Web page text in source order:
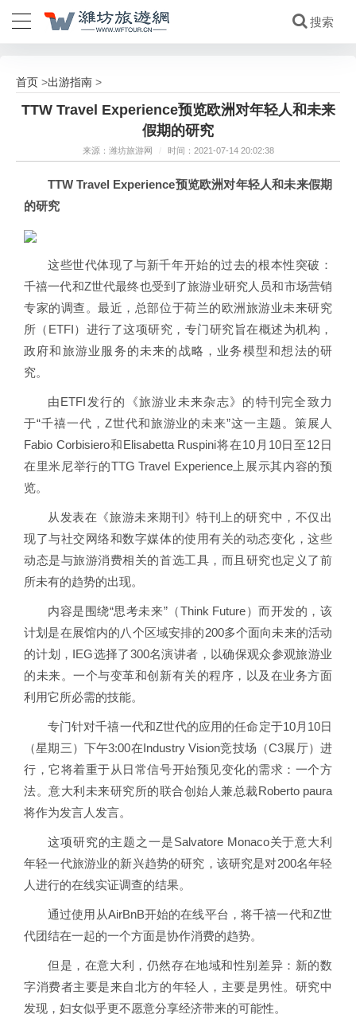
首页 >出游指南 >
TTW Travel Experience预览欧洲对年轻人和未来
假期的研究
来源：潍坊旅游网 / 时间：2021-07-14 20:02:38
TTW Travel Experience预览欧洲对年轻人和未来假期
的研究
这些世代体现了与新千年开始的过去的根本性突破：
千禧一代和Z世代最终也受到了旅游业研究人员和市场营销
专家的调查。最近，总部位于荷兰的欧洲旅游业未来研究
所（ETFI）进行了这项研究，专门研究旨在概述为机构，
政府和旅游业服务的未来的战略，业务模型和想法的研
究。
由ETFI发行的《旅游业未来杂志》的特刊完全致力
于“千禧一代，Z世代和旅游业的未来”这一主题。策展人
Fabio Corbisiero和Elisabetta Ruspini将在10月10日至12日
在里米尼举行的TTG Travel Experience上展示其内容的预
览。
从发表在《旅游未来期刊》特刊上的研究中，不仅出
现了与社交网络和数字媒体的使用有关的动态变化，这些
动态是与旅游消费相关的首选工具，而且研究也定义了前
所未有的趋势的出现。
内容是围绕“思考未来”（Think Future）而开发的，该
计划是在展馆内的八个区域安排的200多个面向未来的活动
的计划，IEG选择了300名演讲者，以确保观众参观旅游业
的未来。一个与变革和创新有关的程序，以及在业务方面
利用它所必需的技能。
专门针对千禧一代和Z世代的应用的任命定于10月10日
（星期三）下午3:00在Industry Vision竞技场（C3展厅）进
行，它将着重于从日常信号开始预见变化的需求：一个方
法。意大利未来研究所的联合创始人兼总裁Roberto paura
将作为发言人发言。
这项研究的主题之一是Salvatore Monaco关于意大利
年轻一代旅游业的新兴趋势的研究，该研究是对200名年轻
人进行的在线实证调查的结果。
通过使用从AirBnB开始的在线平台，将千禧一代和Z世
代团结在一起的一个方面是协作消费的趋势。
但是，在意大利，仍然存在地域和性别差异：新的数
字消费者主要是来自北方的年轻人，主要是男性。研究中
发现，妇女似乎更不愿意分享经济带来的可能性。